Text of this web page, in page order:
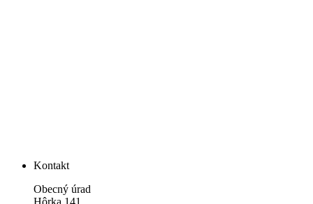
Kontakt
Obecný úrad